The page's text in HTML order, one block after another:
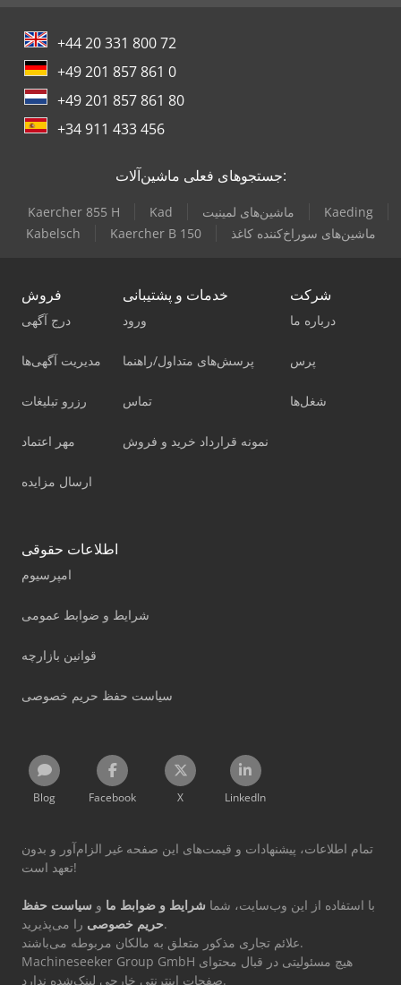
+44 20 331 800 72
+49 201 857 861 0
+49 201 857 861 80
+34 911 433 456
جستجوهای فعلی ماشین‌آلات:
Kaercher 855 H Kad ماشین‌های لمینیت
Kaeding
Kabelsch
Kaercher B 150 ماشین‌های سوراخ‌کننده کاغذ
فروش
درج آگهی
مدیریت آگهی‌ها
رزرو تبلیغات
مهر اعتماد
ارسال مزایده
خدمات و پشتیبانی
ورود
پرسش‌های متداول/راهنما
تماس
نمونه قرارداد خرید و فروش
شرکت
درباره ما
پرس
شغل‌ها
اطلاعات حقوقی
امپرسیوم
شرایط و ضوابط عمومی
قوانین بازارچه
سیاست حفظ حریم خصوصی
Blog Facebook X LinkedIn
تمام اطلاعات، پیشنهادات و قیمت‌های این صفحه غیر الزام‌آور و بدون
تعهد است!
با استفاده از این وب‌سایت، شما شرایط و ضوابط ما و سیاست حفظ
حریم خصوصیرا می‌پذیرید.
علائم تجاری مذکور متعلق به مالکان مربوطه می‌باشند.
Machineseeker Group GmbH هیچ مسئولیتی در قبال محتوای
صفحات اینترنتی خارجی لینک‌شده ندارد.